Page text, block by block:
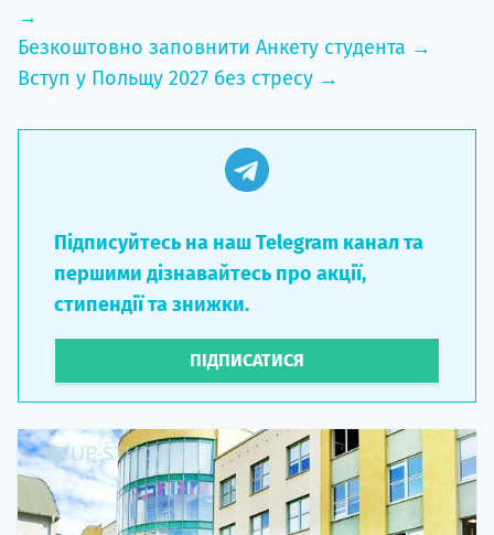
→
Безкоштовно заповнити Анкету студента →
Вступ у Польщу 2027 без стресу →
Підписуйтесь на наш Telegram канал та
першими дізнавайтесь про акції,
стипендії та знижки.
ПІДПИСАТИСЯ